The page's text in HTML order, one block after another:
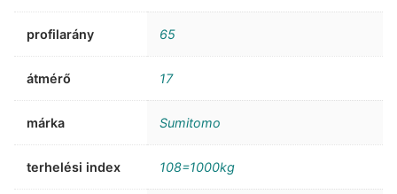
profilarány 65
átmérő 17
márka Sumitomo
terhelési index 108=1000kg